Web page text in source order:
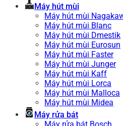
Máy hút mùi
Máy hút mùi
Máy hút mùi Blanc
Máy hút mùi Dmestik
Máy hút mùi Eurosun
Máy hút mùi Faster
Máy hút mùi Junger
Máy hút mùi Kaff
Máy hút mùi Lorca
Máy hút mùi Malloca
Máy hút mùi Midea
Máy rửa bát